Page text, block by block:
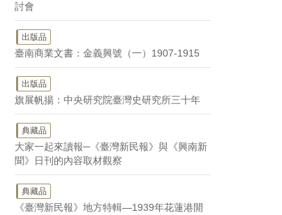
討會
出版品
臺南商業文書：金義興號（一）1907-1915
出版品
旗展帆揚：中央研究院臺灣史研究所三十年
典藏品
大家一起來讀報─《臺灣新民報》與《興南新
聞》日刊的內容取材觀察
典藏品
《臺灣新民報》地方特輯—1939年花蓮港開